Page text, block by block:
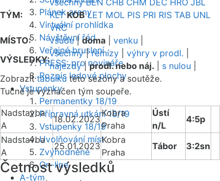
Plánek areny
Virtuální prohlídka
Návštěvní řád
Veřejné bruslení
PRESS: pro novináře
Rozpis ledové plochy
Vstupenky
Permanentky 18/19
Přípravná utkání 18/19
Vstupenky 18/19
Uvolňování míst
Zvýhodněné
On-line
A-tým
TÝM:
všechny BEN CHB CHM DEC HRO JBL
KLT KOB LET MOL PIS PRI RIS TAB UNL
VRC
MÍSTO:
všude| doma venku
VÝSLEDKY:
všechny|remízy výhry v prodl.
nájezdy|prodl. nebo náj. s nulou
Zobrazittabulku této sezóny a soutěže.
Tučně je vyznačen tým soupeře.
Nadstavba
A
18.02.2023
Kobra
Praha
Ústí
n/L
4:5p
Nadstavba
A
25.01.2023
Kobra
Praha
Tábor 3:2sn
Četnost výsledků